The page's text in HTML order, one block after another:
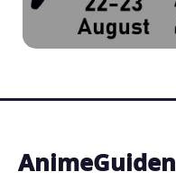
AnimeGuiden